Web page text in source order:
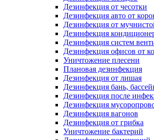
Дезинфекция от чесотки
Дезинфекция авто от
Дезинфекция от
Дезинфекция
Дезинфекция систем
Дезинфекция офисов от
Уничтожение плесени
Плановая дезинфекция
Дезинфекция от лишая
Дезинфекция бань,
Дезинфекция после
Дезинфекция
Дезинфекция вагонов
Дезинфекция от грибка
Уничтожение бактерий